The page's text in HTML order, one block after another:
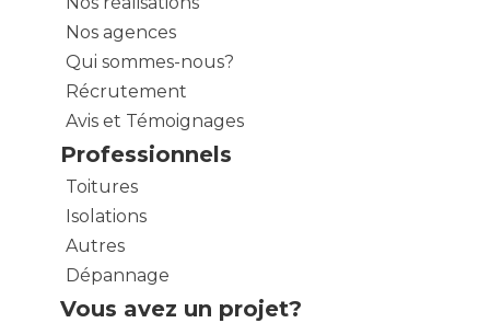
Nos agences
Qui sommes-nous?
Récrutement
Avis et Témoignages
Professionnels
Toitures
Isolations
Autres
Dépannage
Vous avez un projet?